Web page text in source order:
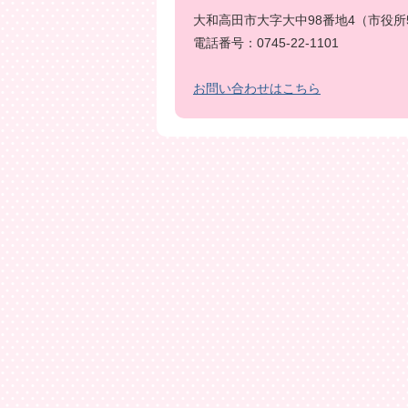
大和高田市大字大中98番地4（市役
電話番号：0745-22-1101
お問い合わせはこちら